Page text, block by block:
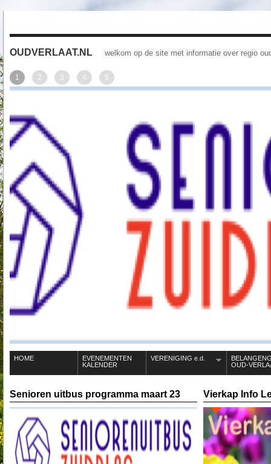
OUDVERLAAT.NL welkom op de site met informatie over regio
1 2 3 4 5
HOME
EVENEMENTEN
KALENDER
VERENIGING e.d.
OUD-
Senioren uitbus programma maart 23 Vierkap Info